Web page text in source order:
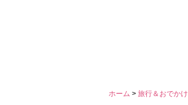
ホーム > 旅行＆おでかけ